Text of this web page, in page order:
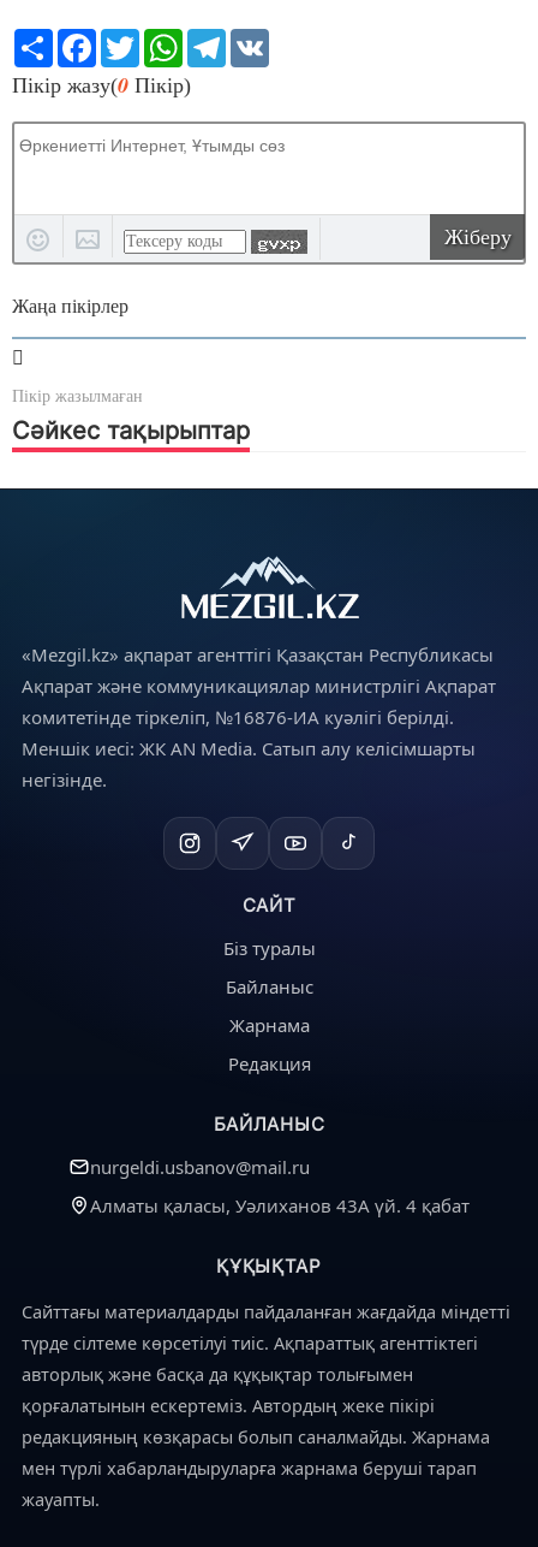
Share Facebook
TwitterWhatsApp
Telegram
Пікір жазу(0 Пікір)
Жіберу
Жаңа пікірлер
Пікір жазылмаған
Сәйкес тақырыптар
«Mezgil.kz» ақпарат агенттігі Қазақстан Республикасы
Ақпарат және коммуникациялар министрлігі Ақпарат
комитетінде тіркеліп, №16876-ИА куәлігі берілді.
Меншік иесі: ЖК AN Media. Сатып алу келісімшарты
негізінде.
САЙТ
Біз туралы
Байланыс
Жарнама
Редакция
БАЙЛАНЫС
nurgeldi.usbanov@mail.ru
Алматы қаласы, Уәлиханов 43А үй. 4 қабат
ҚҰҚЫҚТАР
Сайттағы материалдарды пайдаланған жағдайда міндетті
түрде сілтеме көрсетілуі тиіс. Ақпараттық агенттіктегі
авторлық және басқа да құқықтар толығымен
қорғалатынын ескертеміз. Автордың жеке пікірі
редакцияның көзқарасы болып саналмайды. Жарнама
мен түрлі хабарландыруларға жарнама беруші тарап
жауапты.